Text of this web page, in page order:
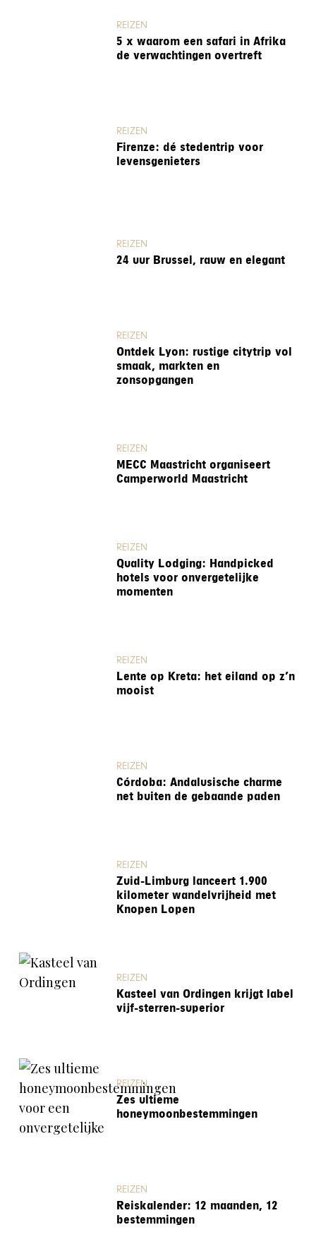
REIZEN
5 x waarom een safari in Afrika
de verwachtingen overtreft
REIZEN
Firenze: dé stedentrip voor
levensgenieters
REIZEN
24 uur Brussel, rauw en elegant
REIZEN
Ontdek Lyon: rustige citytrip vol
smaak, markten en
zonsopgangen
REIZEN
MECC Maastricht organiseert
Camperworld Maastricht
REIZEN
Quality Lodging: Handpicked
hotels voor onvergetelijke
momenten
REIZEN
Lente op Kreta: het eiland op z’n
mooist
REIZEN
Córdoba: Andalusische charme
net buiten de gebaande paden
REIZEN
Zuid-Limburg lanceert 1.900
kilometer wandelvrijheid met
Knopen Lopen
REIZEN
Kasteel van Ordingen krijgt label
vijf-sterren-superior
REIZEN
Zes ultieme
honeymoonbestemmingen
REIZEN
Reiskalender: 12 maanden, 12
bestemmingen